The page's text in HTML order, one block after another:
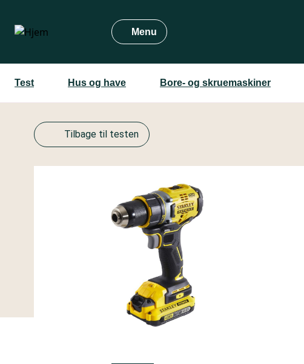
hovedindhold
Menu
Test Hus og have Bore- og skruemaskiner
Tilbage til testen